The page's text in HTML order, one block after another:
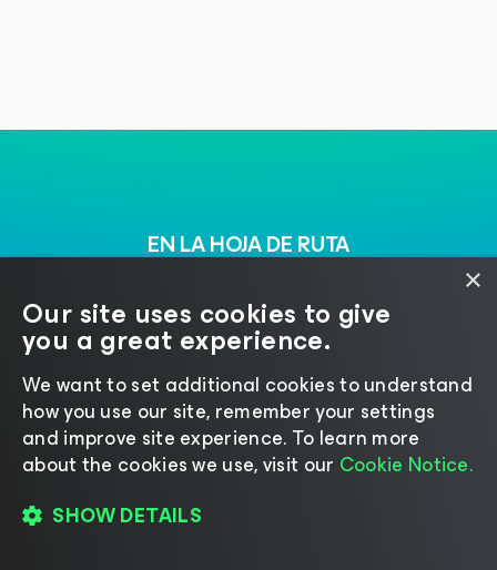
EN LA HOJA DE RUTA
Próximamente
Explore la plataforma líder diseñada para asegurar,
escalar y simplificar la infraestructura moderna.
SEGURIDAD Y CONFIANZA
×
Our site uses cookies to give
you a great experience.
We want to set additional cookies to understand
how you use our site, remember your settings
and improve site experience. ​To learn more
about the cookies we use, visit our Cookie Notice.
SHOW DETAILS